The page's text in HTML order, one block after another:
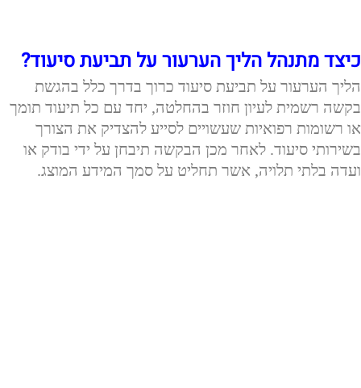
כיצד מתנהל הליך הערעור על תביעת סיעוד?
הליך הערעור על תביעת סיעוד כרוך בדרך כלל בהגשת
בקשה רשמית לעיון חוזר בהחלטה, יחד עם כל תיעוד תומך
או רשומות רפואיות שעשויים לסייע להצדיק את הצורך
בשירותי סיעוד. לאחר מכן הבקשה תיבחן על ידי בודק או
ועדה בלתי תלויה, אשר תחליט על סמך המידע המוצג.